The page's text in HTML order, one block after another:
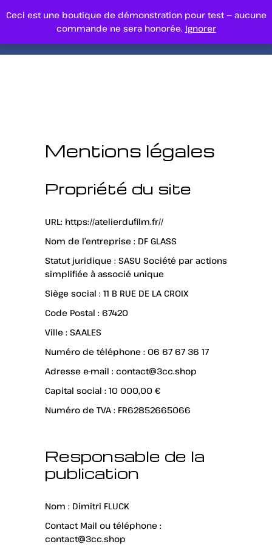
Mentions légales
Propriété du site
URL: https://atelierdufilm.fr//
Nom de l’entreprise : DF GLASS
Statut juridique : SASU Société par actions
simplifiée à associé unique
Siège social : 11 B RUE DE LA CROIX
Code Postal : 67420
Ville : SAALES
Numéro de téléphone : 06 67 67 36 17
Adresse e-mail : contact@3cc.shop
Capital social : 10 000,00 €
Numéro de TVA : FR62852665066
Responsable de la
publication
Nom : Dimitri FLUCK
Contact Mail ou téléphone :
contact@3cc.shop
Ceci est une boutique de démonstration pour test — aucune
commande ne sera honorée. Ignorer